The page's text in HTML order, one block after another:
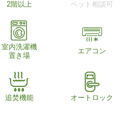
2階以上 ペット相談可
室内洗濯機
置き場
エアコン
追焚機能 オートロック